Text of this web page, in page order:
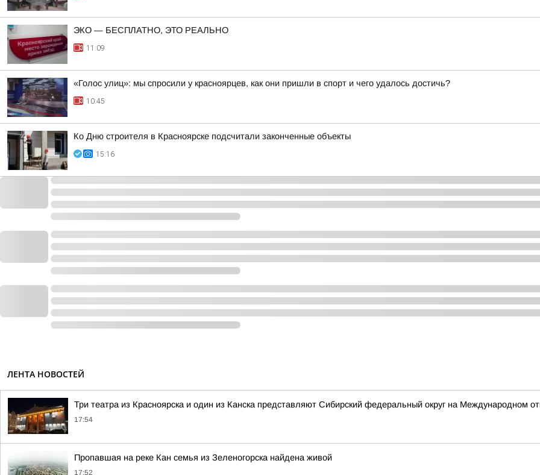
ЭКО — БЕСПЛАТНО, ЭТО РЕАЛЬНО
11:09
«Голос улиц»: мы спросили у красноярцев, как они пришли в спорт и чего удалось достичь?
10:45
Ко Дню строителя в Красноярске подсчитали законченные объекты
15:16
ЛЕНТА НОВОСТЕЙ
Три театра из Красноярска и один из Канска представляют Сибирский федеральный округ на Международном
17:54
Пропавшая на реке Кан семья из Зеленогорска найдена живой
17:52